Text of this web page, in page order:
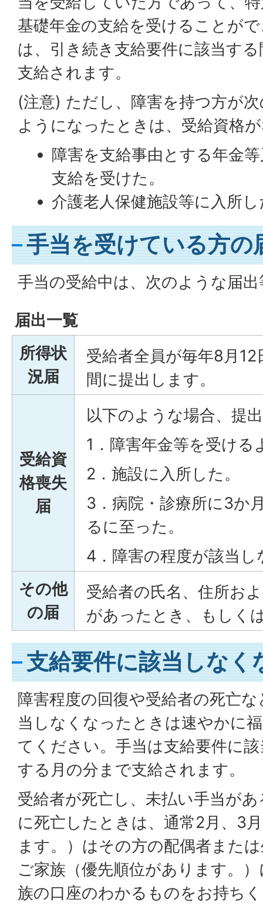
基礎年金の支給を受けることが
は、引き続き支給要件に該当す
支給されます。
(注意) ただし、障害を持つ方が
ようになったときは、受給資格
障害を支給事由とする年金
支給を受けた。
介護老人保健施設等に入所
手当を受けている方の
手当の受給中は、次のような届
届出一覧
所得状
況届
受給者全員が毎年8月
間に提出します。
受給資
格喪失
届
以下のような場合、提
1．障害年金等を受ける
2．施設に入所した。
3．病院・診療所に3か
るに至った。
4．障害の程度が該当
その他
の届
受給者の氏名、住所お
があったとき、もしく
支給要件に該当しなく
障害程度の回復や受給者の死亡
当しなくなったときは速やかに
てください。手当は支給要件に
する月の分まで支給されます。
受給者が死亡し、未払い手当が
に死亡したときは、通常2月、3
ます。）はその方の配偶者また
ご家族（優先順位があります。
族の口座のわかるものをお持ち